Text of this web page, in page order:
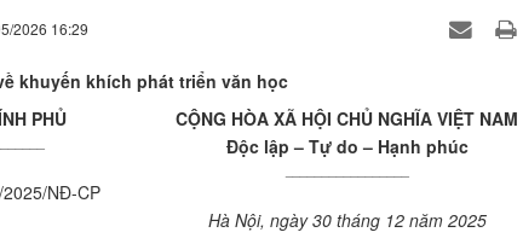
2026 16:29
khuyến khích phát triển văn học
PHỦ
NĐ-CP
CỘNG HÒA XÃ HỘI CHỦ NGHĨA VIỆT NAM
Độc lập – Tự do – Hạnh phúc
Hà Nội, ngày 30 tháng 12 năm 2025